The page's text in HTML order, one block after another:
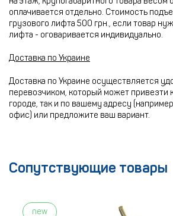
оплачивается отдельно. Стоимость
грузового лифта 500 грн., если товар
лифта - оговаривается индивидуально.
Доставка по Украине
Доставка по Украине осуществляется
перевозчиком, который может привезти
городе, так и по вашему адресу
офис) или предложите ваш вариант.
Сопутствующие товары
new